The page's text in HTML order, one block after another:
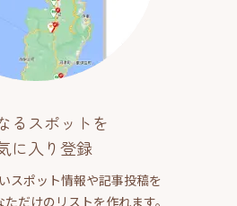
るスポットを
に入り登録
スポット情報や記事投稿を
だけのリストを作れます。